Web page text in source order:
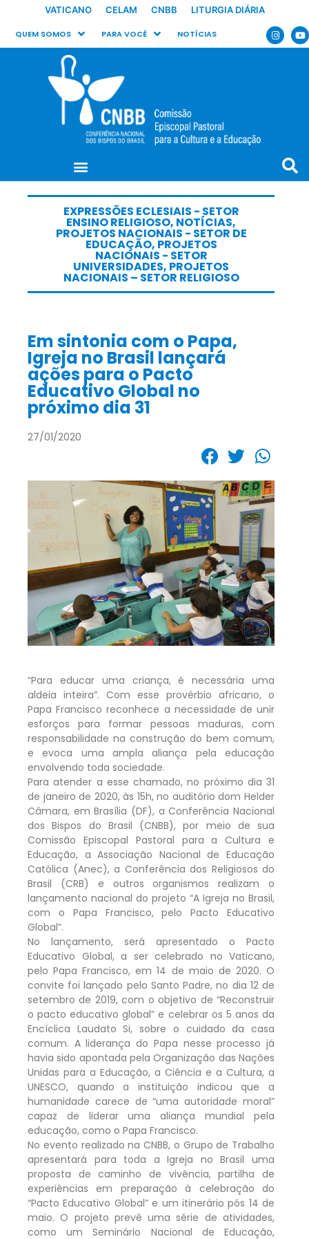
VATICANO CELAM CNBB LITURGIA DIÁRIA
QUEM SOMOS PARA VOCÊ NOTÍCIAS
EXPRESSÕES ECLESIAIS - SETOR
ENSINO RELIGIOSO, NOTÍCIAS,
PROJETOS NACIONAIS - SETOR DE
EDUCAÇÃO, PROJETOS
NACIONAIS - SETOR
UNIVERSIDADES, PROJETOS
NACIONAIS – SETOR RELIGIOSO
Em sintonia com o Papa,
Igreja no Brasil lançará
ações para o Pacto
Educativo Global no
próximo dia 31
27/01/2020
“Para educar uma criança, é necessária uma
aldeia inteira”. Com esse provérbio africano, o
Papa Francisco reconhece a necessidade de unir
esforços para formar pessoas maduras, com
responsabilidade na construção do bem comum,
e evoca uma ampla aliança pela educação
envolvendo toda sociedade.
Para atender a esse chamado, no próximo dia 31
de janeiro de 2020, às 15h, no auditório dom Helder
Câmara, em Brasília (DF), a Conferência Nacional
dos Bispos do Brasil (CNBB), por meio de sua
Comissão Episcopal Pastoral para a Cultura e
Educação, a Associação Nacional de Educação
Católica (Anec), a Conferência dos Religiosos do
Brasil (CRB) e outros organismos realizam o
lançamento nacional do projeto “A Igreja no Brasil,
com o Papa Francisco, pelo Pacto Educativo
Global”.
No lançamento, será apresentado o Pacto
Educativo Global, a ser celebrado no Vaticano,
pelo Papa Francisco, em 14 de maio de 2020. O
convite foi lançado pelo Santo Padre, no dia 12 de
setembro de 2019, com o objetivo de “Reconstruir
o pacto educativo global” e celebrar os 5 anos da
Encíclica Laudato Si, sobre o cuidado da casa
comum. A liderança do Papa nesse processo já
havia sido apontada pela Organização das Nações
Unidas para a Educação, a Ciência e a Cultura, a
UNESCO, quando a instituição indicou que a
humanidade carece de “uma autoridade moral”
capaz de liderar uma aliança mundial pela
educação, como o Papa Francisco.
No evento realizado na CNBB, o Grupo de Trabalho
apresentará para toda a Igreja no Brasil uma
proposta de caminho de vivência, partilha de
experiências em preparação à celebração do
“Pacto Educativo Global” e um itinerário pós 14 de
maio. O projeto prevê uma série de atividades,
como um Seminário Nacional de Educação,